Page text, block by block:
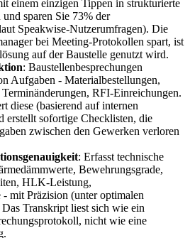
einem einzigen Tippen in strukturierte
und sparen Sie 73% der
Speakwise-Nutzerumfragen). Die
bei Meeting-Protokollen spart, ist
auf der Baustelle genutzt wird.
: Baustellenbesprechungen
Aufgaben - Materialbestellungen,
RFI-Einreichungen.
diese (basierend auf internen
erstellt sofortige Checklisten, die
zwischen den Gewerken verloren
: Erfasst technische
Bewehrungsgrade,
HLK-Leistung,
mit Präzision (unter optimalen
Transkript liest sich wie ein
nicht wie eine